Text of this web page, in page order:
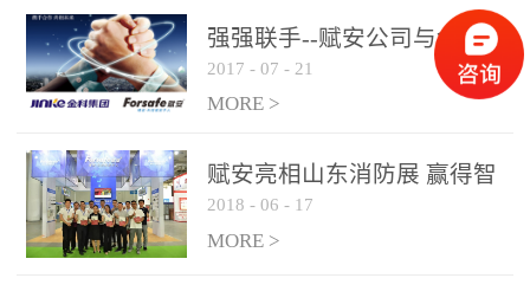
是针对这种高大空间建筑
物的消防设施、设备通过
现场图像的实时获取、预
处理和特征提取分析，实
现火焰的跟踪和识别。能
更早的进行预警，达到早
报早防的效果。 系统构
成示意图： 图像型火灾
强强联手--赋安公司与金科
集团达成战略合作协议
2017 - 07 - 21
MORE >
赋安亮相山东消防展 赢得智
慧消防新荣耀
2018 - 06 - 17
MORE >